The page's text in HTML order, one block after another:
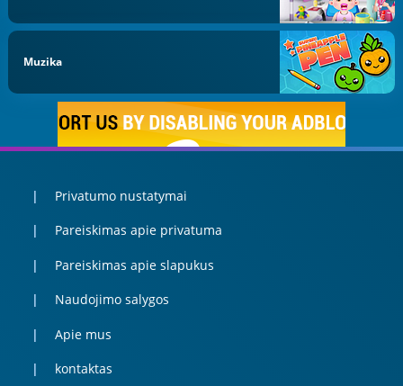
Muzika
Privatumo nustatymai
Pareiskimas apie privatuma
Pareiskimas apie slapukus
Naudojimo salygos
Apie mus
kontaktas